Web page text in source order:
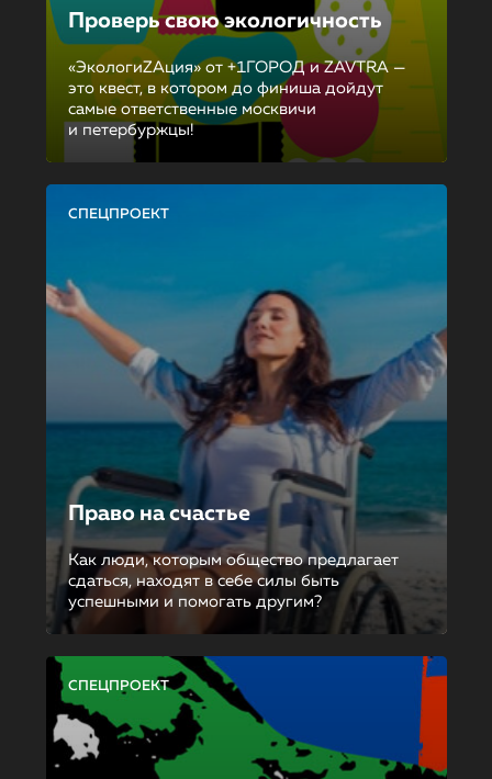
Проверь свою экологичность
«ЭкологиZAция» от +1ГОРОД и ZAVTRA —
это квест, в котором до финиша дойдут
самые ответственные москвичи
и петербуржцы!
СПЕЦПРОЕКТ
Право на счастье
Как люди, которым общество предлагает
сдаться, находят в себе силы быть
успешными и помогать другим?
СПЕЦПРОЕКТ